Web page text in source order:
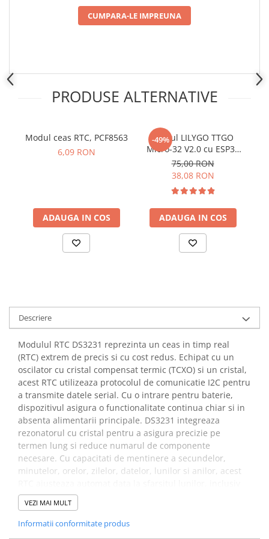
Placi de Expansiune
Module Electronice
Gadgets
Acumulatori
Sigurante Fuzibile
Sigurante Diferentiale RCBO
Protectii diferentiale RCCB
Contactoare
Blocuri de Distributie
Accesorii Tablouri Electrice
Stabilizatoare de Tensiune
Convertoare de Tensiune
Banda Izolatoare
Panouri Fotovoltaice
Smart Home
Intrerupatoare Smart
Prize Inteligente
Module Smart Home
Camere Supraveghere
Iluminat
CUMPARA-LE IMPREUNA
PRODUSE ALTERNATIVE
Modul ceas RTC, PCF8563
6,09 RON
ADAUGA IN COS
-49%
Modul LILYGO TTGO
Micro-32 V2.0 cu ESP32
PICO-D4
75,00 RON
38,08 RON
ADAUGA IN COS
Descriere
Modulul RTC DS3231 reprezinta un ceas in timp real
(RTC) extrem de precis si cu cost redus. Echipat cu un
oscilator cu cristal compensat termic (TCXO) si un cristal,
acest RTC utilizeaza protocolul de comunicatie I2C pentru
a transmite datele serial. Cu o intrare pentru baterie,
dispozitivul asigura o functionalitate continua chiar si in
absenta alimentarii principale. DS3231 integreaza
rezonatorul cu cristal pentru a asigura precizie pe
termen lung si reduce numarul de componente
necesare. Cu capacitati de mentinere a secundelor,
minutelor, orelor, zilelor, datelor, lunilor si anilor, acest
pentru anii bisecti. Configurabil in format de 24 de ore
sau 12 ore cu indicator AM/PM, ofera si doua alarme
programabile si un semnal de iesire in forma de unda
VEZI MAI MULT
Informatii conformitate produs